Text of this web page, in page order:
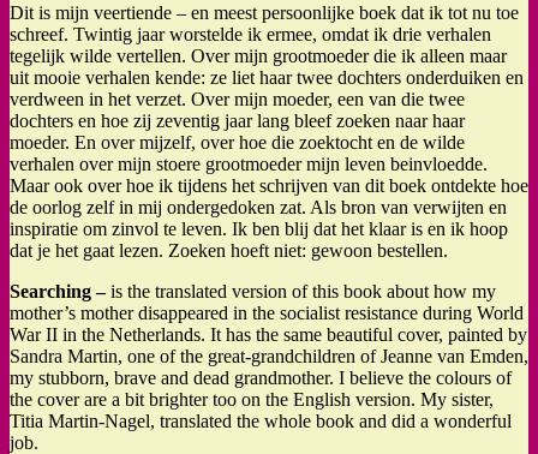
Dit is mijn veertiende – en meest persoonlijke boek dat ik tot nu toe
schreef. Twintig jaar worstelde ik ermee, omdat ik drie verhalen
tegelijk wilde vertellen. Over mijn grootmoeder die ik alleen maar
uit mooie verhalen kende: ze liet haar twee dochters onderduiken en
verdween in het verzet. Over mijn moeder, een van die twee
dochters en hoe zij zeventig jaar lang bleef zoeken naar haar
moeder. En over mijzelf, over hoe die zoektocht en de wilde
verhalen over mijn stoere grootmoeder mijn leven beinvloedde.
Maar ook over hoe ik tijdens het schrijven van dit boek ontdekte hoe
de oorlog zelf in mij ondergedoken zat. Als bron van verwijten en
inspiratie om zinvol te leven. Ik ben blij dat het klaar is en ik hoop
dat je het gaat lezen. Zoeken hoeft niet: gewoon bestellen.
Searching –is the translated version of this book about how my
mother’s mother disappeared in the socialist resistance during World
War II in the Netherlands. It has the same beautiful cover, painted by
Sandra Martin, one of the great-grandchildren of Jeanne van Emden,
my stubborn, brave and dead grandmother. I believe the colours of
the cover are a bit brighter too on the English version. My sister,
Titia Martin-Nagel, translated the whole book and did a wonderful
job.